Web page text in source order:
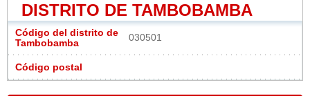
DISTRITO DE TAMBOBAMBA
Código del distrito de
Tambobamba
030501
Código postal